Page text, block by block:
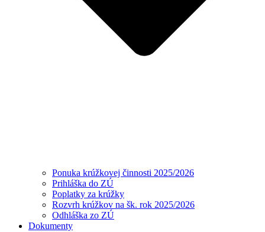
Ponuka krúžkovej činnosti 2025/2026
Prihláška do ZÚ
Poplatky za krúžky
Rozvrh krúžkov na šk. rok 2025/2026
Odhláška zo ZÚ
Dokumenty